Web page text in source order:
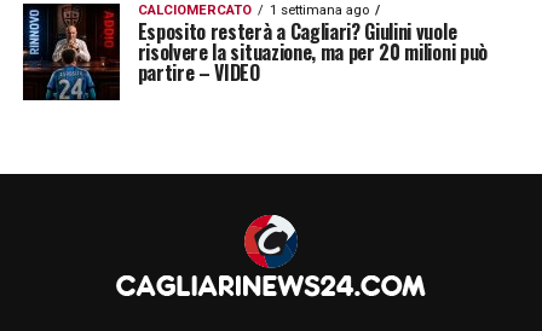
CALCIOMERCATO 1 settimana ago
Esposito resterà a Cagliari? Giulini vuole
risolvere la situazione, ma per 20 milioni può
partire – VIDEO